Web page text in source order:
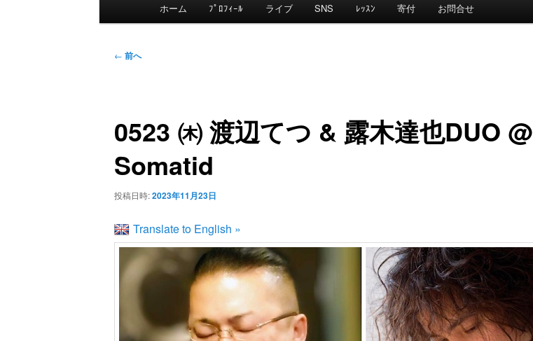
イ
メ
コ
ン
テ
ン
ツ
ホーム ﾌﾟﾛﾌｨｰﾙ ライブ SNS ﾚｯｽﾝ 寄付 お問合せ
投
ゲ
ー
シ
ン
← 前へ
0523 ㈭ 渡辺てつ & 露木達也DUO @
Somatid
投稿日時:2023年11月23日
Translate to English »